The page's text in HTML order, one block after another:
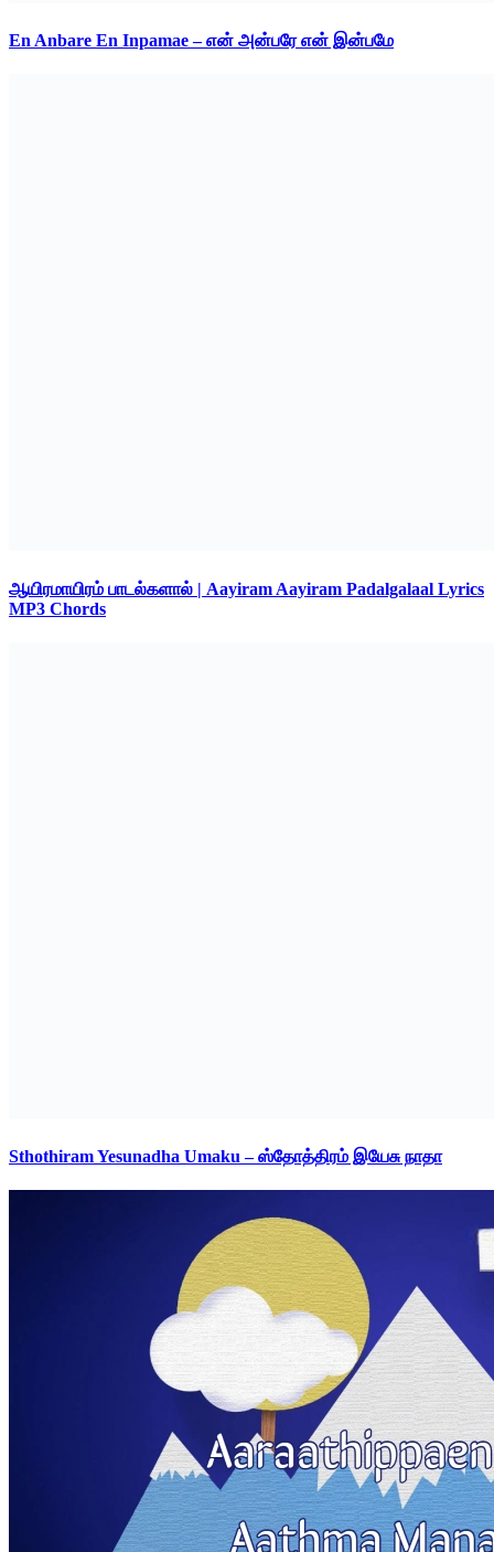
En Anbare En Inpamae – என் அன்பரே என் இன்பமே
ஆயிரமாயிரம் பாடல்களால் | Aayiram Aayiram Padalgalaal Lyrics
MP3 Chords
Sthothiram Yesunadha Umaku – ஸ்தோத்திரம் இயேசு நாதா